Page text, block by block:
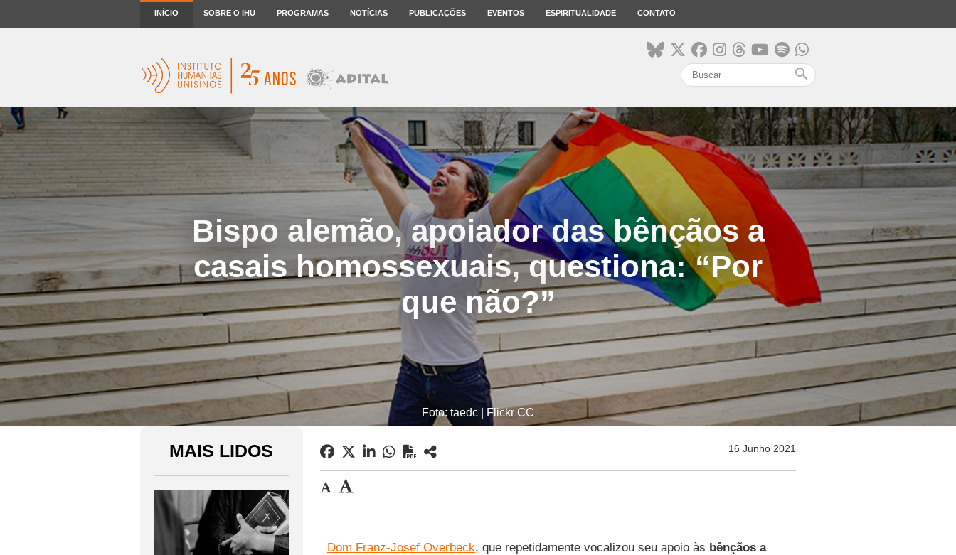
INÍCIO SOBRE O IHU PROGRAMAS NOTÍCIAS PUBLICAÇÕES EVENTOS ESPIRITUALIDADE CONTATO
search
Bispo alemão, apoiador das bênçãos a
casais homossexuais, questiona: “Por
que não?”
Foto: taedc | Flickr CC
MAIS LIDOS 16 Junho 2021
Dom Franz-Josef Overbeck, que repetidamente vocalizou seu apoio às bênçãos a